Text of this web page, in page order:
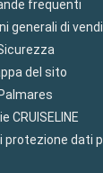
frequenti
generali di
del sito
Palmares
CRUISELINE
dati